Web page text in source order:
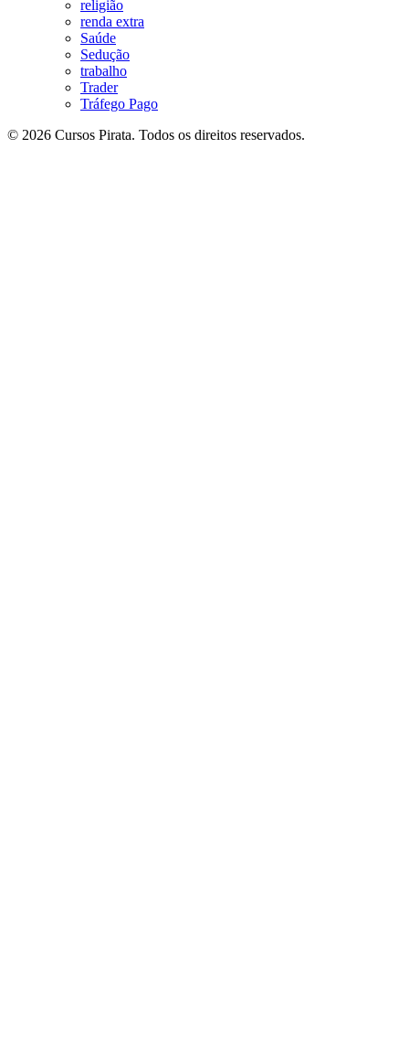
religião
renda extra
Saúde
Sedução
trabalho
Trader
Tráfego Pago
© 2026 Cursos Pirata. Todos os direitos reservados.